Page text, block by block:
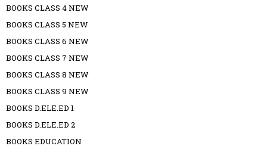
BOOKS CLASS 4 NEW
BOOKS CLASS 5 NEW
BOOKS CLASS 6 NEW
BOOKS CLASS 7 NEW
BOOKS CLASS 8 NEW
BOOKS CLASS 9 NEW
BOOKS D.ELE.ED 1
BOOKS D.ELE.ED 2
BOOKS EDUCATION